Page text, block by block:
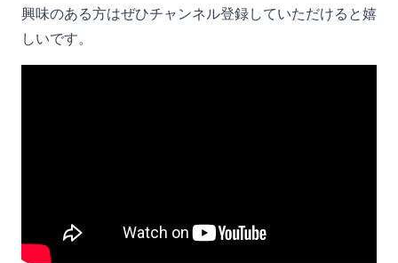
興味のある方はぜひチャンネル登録していただけると嬉
しいです。